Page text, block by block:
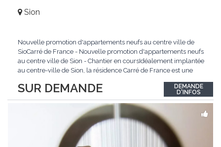
SUR DEMANDE
Sion
Nouvelle promotion d'appartements neufs au centre ville de
SioCarré de France - Nouvelle promotion d'appartements neufs
au centre ville de Sion - Chantier en coursIdéalement implantée
au centre-ville de Sion, la résidence Carré de France est une
contemporaine, qualité de vie et emplacement privilégié.Ce
projet d'envergure comprend 38...
DEMANDE
D'INFOS